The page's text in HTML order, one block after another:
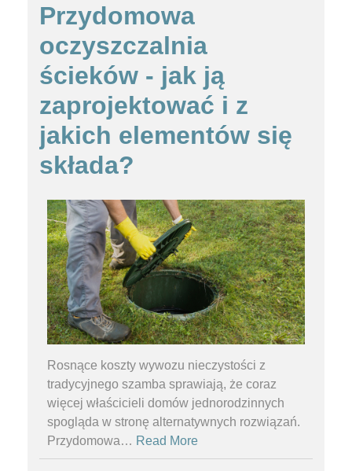
Przydomowa
oczyszczalnia
ścieków - jak ją
zaprojektować i z
jakich elementów się
składa?
Rosnące koszty wywozu nieczystości z
tradycyjnego szamba sprawiają, że coraz
więcej właścicieli domów jednorodzinnych
spogląda w stronę alternatywnych rozwiązań.
Przydomowa… Read More